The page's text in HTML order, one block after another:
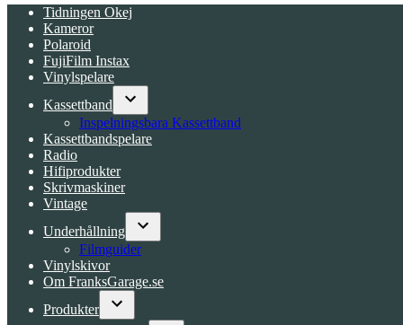
Tidningen Okej
Kameror
Polaroid
FujiFilm Instax
Vinylspelare
Kassettband
Open
dropdown
menu
Inspelningsbara Kassettband
Kassettbandspelare
Radio
Hifiprodukter
Skrivmaskiner
Vintage
Underhållning
Open
Filmguider
Vinylskivor
Om FranksGarage.se
Produkter